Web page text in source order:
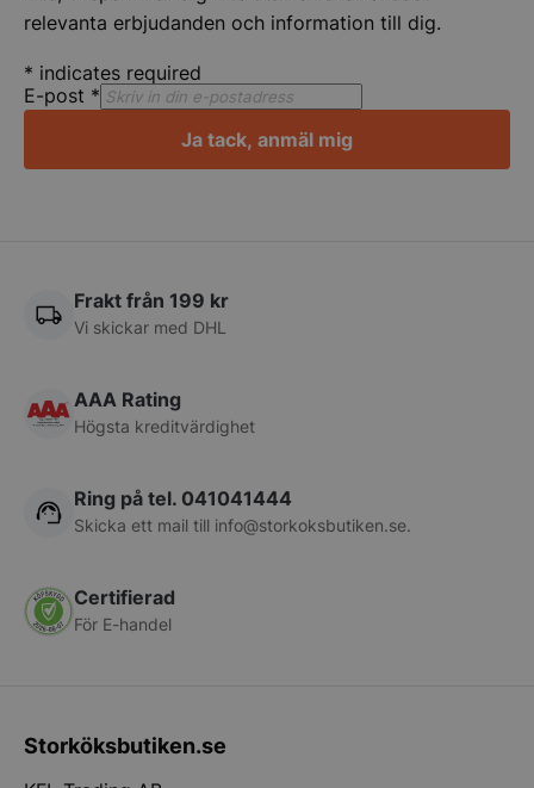
relevanta erbjudanden och information till dig.
* indicates required
E-post *
Ja tack, anmäl mig
Frakt från 199 kr
Vi skickar med DHL
AAA Rating
Högsta kreditvärdighet
Ring på tel. 041041444
Skicka ett mail till info@storkoksbutiken.se.
Certifierad
För E-handel
Storköksbutiken.se
Namn
CookieScriptConsent